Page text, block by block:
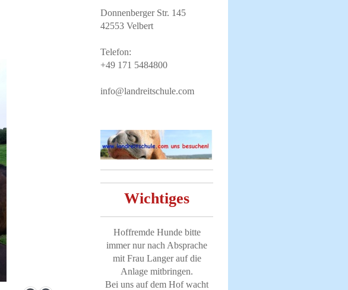
Donnenberger Str. 145
42553 Velbert
Telefon:
+49 171 5484800
info@landreitschule.com
Wichtiges
Hoffremde Hunde bitte
immer nur nach Absprache
mit Frau Langer auf die
Anlage mitbringen.
Bei uns auf dem Hof wacht